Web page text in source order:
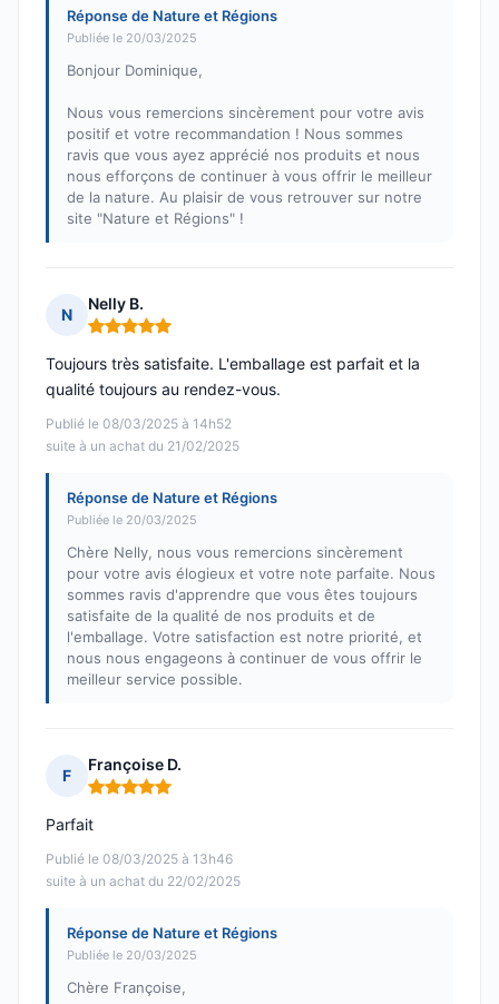
Réponse de Nature et Régions
Publiée le 20/03/2025
Bonjour Dominique,
Nous vous remercions sincèrement pour votre avis
positif et votre recommandation ! Nous sommes
ravis que vous ayez apprécié nos produits et nous
nous efforçons de continuer à vous offrir le meilleur
de la nature. Au plaisir de vous retrouver sur notre
site "Nature et Régions" !
N
Nelly B.
Note : 5 sur 5
Publié le 08/03/2025 à 14h52
suite à un achat du 21/02/2025
Toujours très satisfaite. L'emballage est parfait et la
qualité toujours au rendez-vous.
Réponse de Nature et Régions
Publiée le 20/03/2025
Chère Nelly, nous vous remercions sincèrement
pour votre avis élogieux et votre note parfaite. Nous
sommes ravis d'apprendre que vous êtes toujours
satisfaite de la qualité de nos produits et de
l'emballage. Votre satisfaction est notre priorité, et
nous nous engageons à continuer de vous offrir le
meilleur service possible.
F
Françoise D.
Note : 5 sur 5
Publié le 08/03/2025 à 13h46
suite à un achat du 22/02/2025
Parfait
Réponse de Nature et Régions
Publiée le 20/03/2025
Chère Françoise,